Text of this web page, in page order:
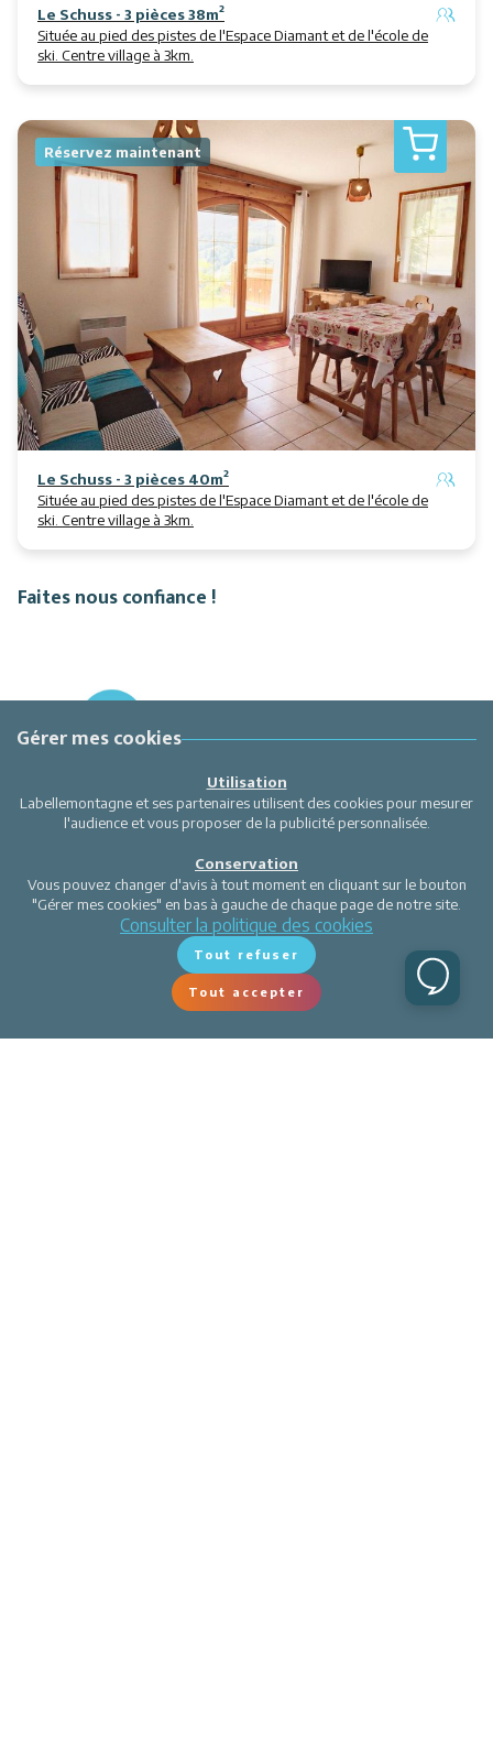
Le Schuss - 3 pièces 38m²
Située au pied des pistes de l'Espace Diamant et de l'école de
ski. Centre village à 3km.
Réservez maintenant
Le Schuss - 3 pièces 40m²
Située au pied des pistes de l'Espace Diamant et de l'école de
ski. Centre village à 3km.
Faites nous confiance !
Gérer mes cookies
Utilisation
Labellemontagne et ses partenaires utilisent des cookies pour mesurer
l'audience et vous proposer de la publicité personnalisée.
Conservation
Vous pouvez changer d'avis à tout moment en cliquant sur le bouton
"Gérer mes cookies" en bas à gauche de chaque page de notre site.
Consulter la politique des cookies
Tout refuser
Tout accepter